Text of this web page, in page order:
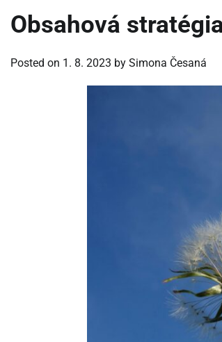
Obsahová
Posted on 1. 8. 2023 by Simona Česaná